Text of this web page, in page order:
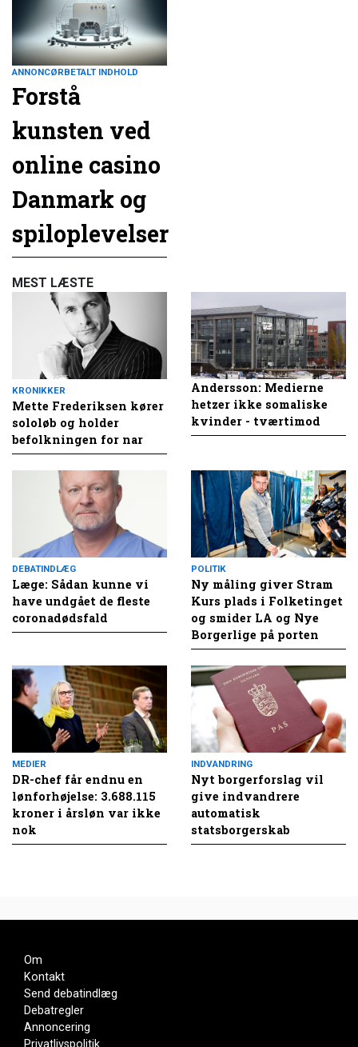
ANNONCØRBETALT INDHOLD
Forstå
kunsten ved
online casino
Danmark og
spiloplevelser
MEST LÆSTE
KRONIKKER
Mette Frederiksen kører
sololøb og holder
befolkningen for nar
Andersson: Medierne
hetzer ikke somaliske
kvinder - tværtimod
DEBATINDLÆG
Læge: Sådan kunne vi
have undgået de fleste
coronadødsfald
POLITIK
Ny måling giver Stram
Kurs plads i Folketinget
og smider LA og Nye
Borgerlige på porten
MEDIER
DR-chef får endnu en
lønforhøjelse: 3.688.115
kroner i årsløn var ikke
nok
INDVANDRING
Nyt borgerforslag vil
give indvandrere
automatisk
statsborgerskab
Om
Kontakt
Send debatindlæg
Debatregler
Annoncering
Privatlivspolitik